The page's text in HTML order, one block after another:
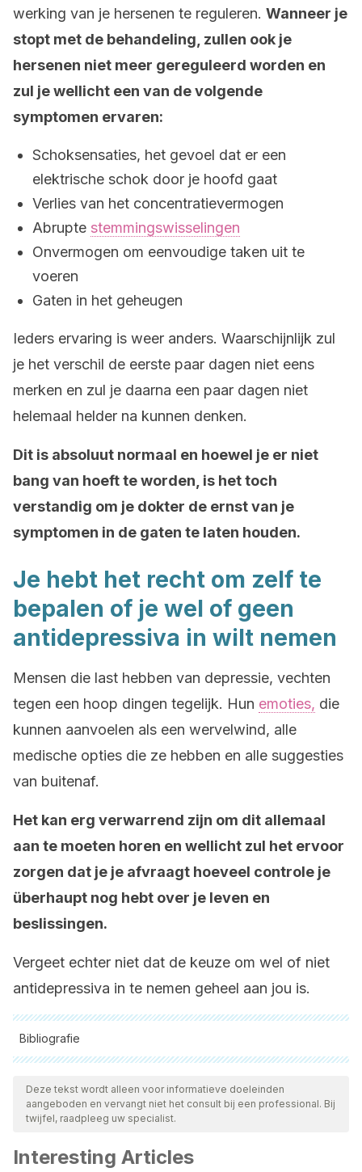
werking van je hersenen te reguleren. Wanneer je
stopt met de behandeling, zullen ook je
hersenen niet meer gereguleerd worden en
zul je wellicht een van de volgende
symptomen ervaren:
Schoksensaties, het gevoel dat er een
elektrische schok door je hoofd gaat
Verlies van het concentratievermogen
Abrupte stemmingswisselingen
Onvermogen om eenvoudige taken uit te
voeren
Gaten in het geheugen
Ieders ervaring is weer anders. Waarschijnlijk zul
je het verschil de eerste paar dagen niet eens
merken en zul je daarna een paar dagen niet
helemaal helder na kunnen denken.
Dit is absoluut normaal en hoewel je er niet
bang van hoeft te worden, is het toch
verstandig om je dokter de ernst van je
symptomen in de gaten te laten houden.
Je hebt het recht om zelf te
bepalen of je wel of geen
antidepressiva in wilt nemen
Mensen die last hebben van depressie, vechten
tegen een hoop dingen tegelijk. Hun emoties, die
kunnen aanvoelen als een wervelwind, alle
medische opties die ze hebben en alle suggesties
van buitenaf.
Het kan erg verwarrend zijn om dit allemaal
aan te moeten horen en wellicht zul het ervoor
zorgen dat je je afvraagt hoeveel controle je
überhaupt nog hebt over je leven en
beslissingen.
Vergeet echter niet dat de keuze om wel of niet
antidepressiva in te nemen geheel aan jou is.
Bibliografie
Alle aangehaalde bronnen zijn grondig gecontroleerd door
ons team om hun kwaliteit, betrouwbaarheid, actualiteit en
geldigheid te waarborgen. De bibliografie van dit artikel werd
Ayestaran Altuna, A., Caro Aragonés, I., Pascual Arce, B., &
Deze tekst wordt alleen voor informatieve doeleinden
aangeboden en vervangt niet het consult bij een professional. Bij
twijfel, raadpleeg uw specialist.
Interesting Articles